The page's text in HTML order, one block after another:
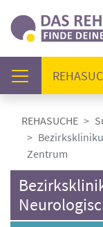
REHASUCHE
Zentrum